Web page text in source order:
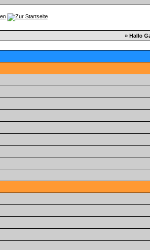
» Hallo